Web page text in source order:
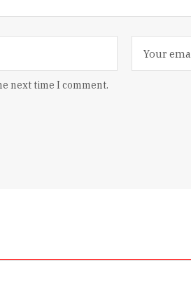
next time I comment.